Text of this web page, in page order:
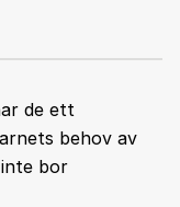
de ett
behov av
bor